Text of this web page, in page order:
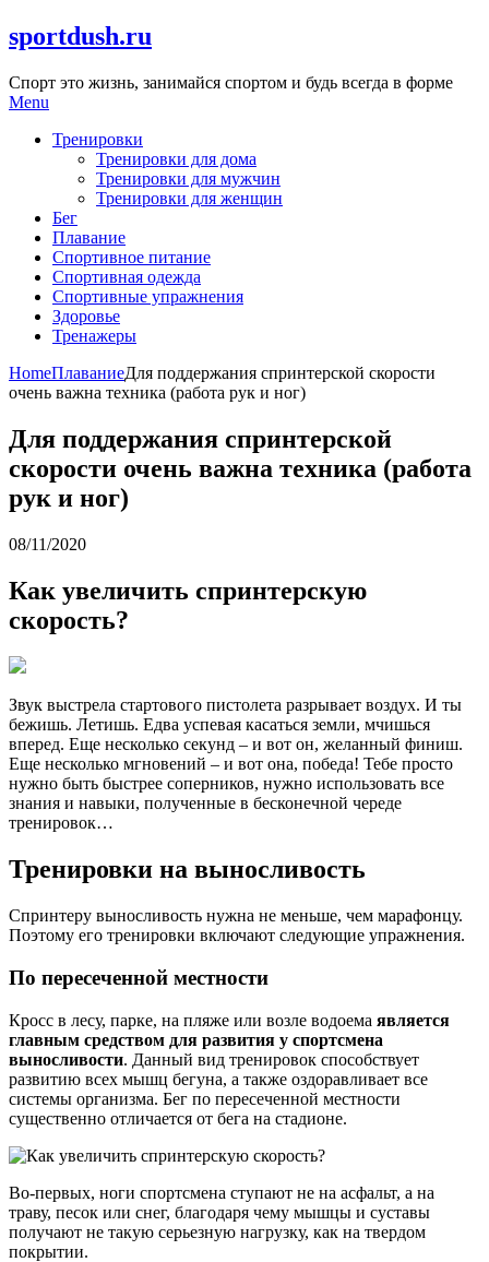
Skip
to
sportdush.ru
Спорт это жизнь, занимайся спортом и будь всегда в форме
Menu
Тренировки
Тренировки для дома
Тренировки для мужчин
Тренировки для женщин
Бег
Плавание
Спортивное питание
Спортивная одежда
Спортивные упражнения
Здоровье
Тренажеры
HomeПлаваниеДля поддержания спринтерской скорости
очень важна техника (работа рук и ног)
Для поддержания спринтерской
скорости очень важна техника (работа
рук и ног)
08/11/2020
Как увеличить спринтерскую
скорость?
Звук выстрела стартового пистолета разрывает воздух. И ты
бежишь. Летишь. Едва успевая касаться земли, мчишься
вперед. Еще несколько секунд – и вот он, желанный финиш.
Еще несколько мгновений – и вот она, победа! Тебе просто
нужно быть быстрее соперников, нужно использовать все
знания и навыки, полученные в бесконечной череде
тренировок…
Тренировки на выносливость
Спринтеру выносливость нужна не меньше, чем марафонцу.
Поэтому его тренировки включают следующие упражнения.
По пересеченной местности
Кросс в лесу, парке, на пляже или возле водоема является
главным средством для развития у спортсмена
выносливости. Данный вид тренировок способствует
развитию всех мышц бегуна, а также оздоравливает все
системы организма. Бег по пересеченной местности
существенно отличается от бега на стадионе.
Во-первых, ноги спортсмена ступают не на асфальт, а на
траву, песок или снег, благодаря чему мышцы и суставы
получают не такую серьезную нагрузку, как на твердом
покрытии.